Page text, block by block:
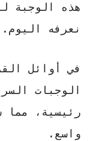
هذه الوجبة
نعرفه اليوم.
في أوائل
الوجبات
رئيسية، مما
واسع.